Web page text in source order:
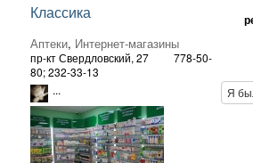
Классика
Аптеки, Интернет-магазины
пр-кт Свердловский, 27
778-50-
80; 232-33-13
... Я